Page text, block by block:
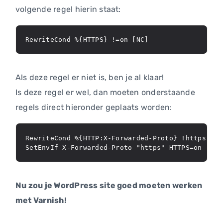
volgende regel hierin staat:
RewriteCond %{HTTPS} !=on [NC]
Als deze regel er niet is, ben je al klaar!
Is deze regel er wel, dan moeten onderstaande
regels direct hieronder geplaats worden:
RewriteCond %{HTTP:X-Forwarded-Proto} !https
Nu zou je WordPress site goed moeten werken
met Varnish!